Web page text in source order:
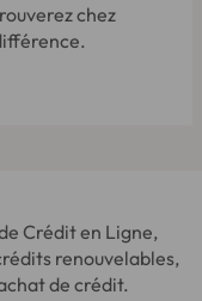
chez
Crédit en Ligne,
renouvelables,
de crédit.